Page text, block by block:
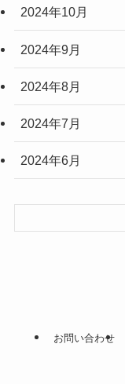
2024年10月
2024年9月
2024年8月
2024年7月
2024年6月
お問い合わせ